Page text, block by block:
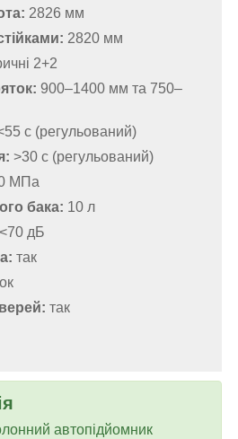
2826 мм
2820 мм
2+2
900–1400 мм та 750–
с (регульований)
>30 с (регульований)
МПа
бака: 10 л
<70 дБ
так
так
автопідйомник